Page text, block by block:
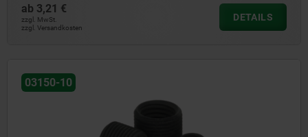
ab 3,21 €
zzgl. MwSt.
zzgl. Versandkosten
DETAILS
03150-10